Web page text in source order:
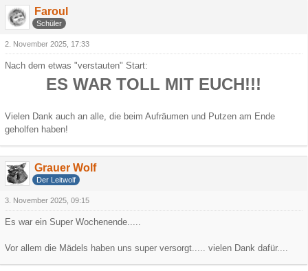
Faroul
Schüler
2. November 2025, 17:33
Nach dem etwas "verstauten" Start:
ES WAR TOLL MIT EUCH!!!
Vielen Dank auch an alle, die beim Aufräumen und Putzen am Ende
geholfen haben!
Grauer Wolf
Der Leitwolf
3. November 2025, 09:15
Es war ein Super Wochenende.....
Vor allem die Mädels haben uns super versorgt..... vielen Dank dafür....